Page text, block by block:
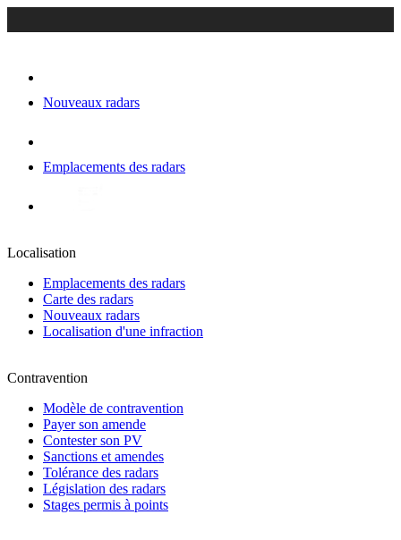
Nouveaux radars
Emplacements des radars
Localisation
Emplacements des radars
Carte des radars
Nouveaux radars
Localisation d'une infraction
Contravention
Modèle de contravention
Payer son amende
Contester son PV
Sanctions et amendes
Tolérance des radars
Législation des radars
Stages permis à points